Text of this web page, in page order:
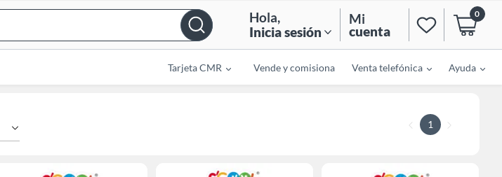
Bar
Hola,
Inicia sesión
Mi
cuenta
0
Tarjeta CMR Vende y comisiona Venta telefónica Ayuda
1